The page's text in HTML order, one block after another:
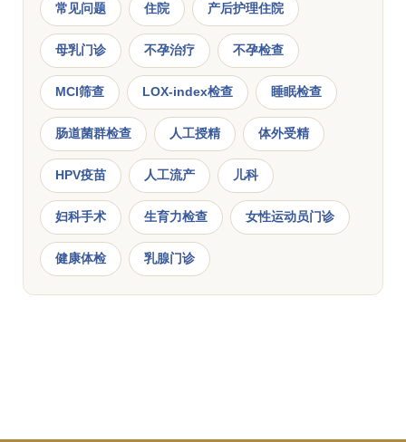
常见问题 住院 产后护理住院
母乳门诊 不孕治疗 不孕检查
MCI筛查 LOX-index检查 睡眠检查
肠道菌群检查 人工授精 体外受精
HPV疫苗 人工流产 儿科
妇科手术 生育力检查 女性运动员门诊
健康体检 乳腺门诊